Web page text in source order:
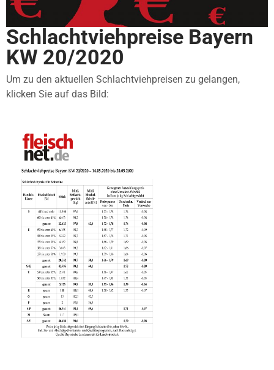
Schlachtviehpreise Bayern
KW 20/2020
Um zu den aktuellen Schlachtviehpreisen zu gelangen,
klicken Sie auf das Bild: